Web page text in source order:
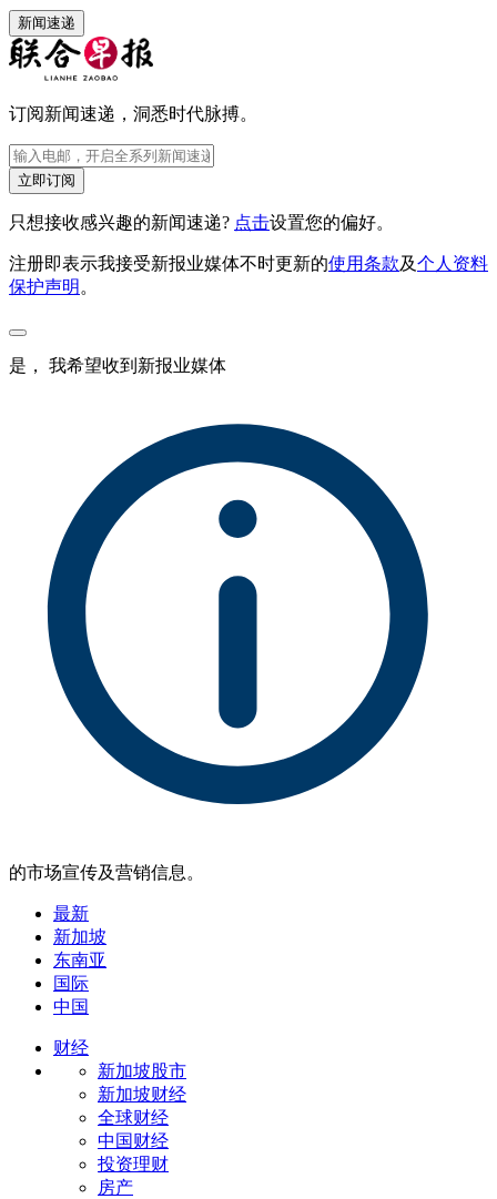
新闻速递
订阅新闻速递，洞悉时代脉搏。
立即订阅
只想接收感兴趣的新闻速递? 点击设置您的偏好。
注册即表示我接受新报业媒体不时更新的使用条款及个人资料
保护声明 。
是， 我希望收到新报业媒体
的市场宣传及营销信息。
最新
新加坡
东南亚
国际
中国
财经
新加坡股市
新加坡财经
全球财经
中国财经
投资理财
房产